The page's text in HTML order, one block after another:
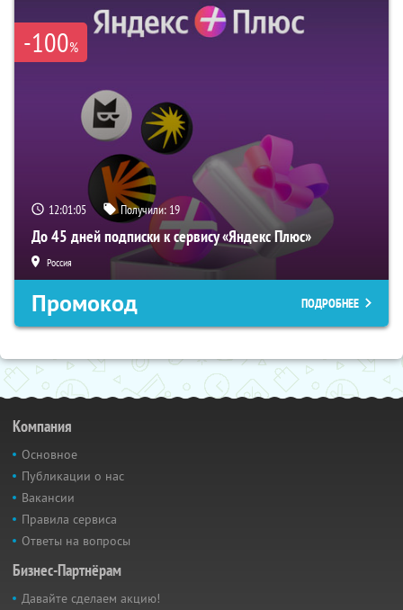
-100%
12:01:04 Получили: 19
До 45 дней подписки к сервису «Яндекс Плюс»
Россия
Промокод ПОДРОБНЕЕ
Компания
Основное
Публикации о нас
Вакансии
Правила сервиса
Ответы на вопросы
Бизнес-Партнёрам
Давайте сделаем акцию!